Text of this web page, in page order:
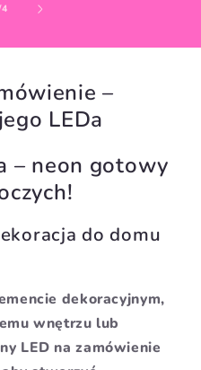
4
–
LEDa
– neon gotowy
do domu
dekoracyjnym,
wnętrzu lub
LED na zamówienie